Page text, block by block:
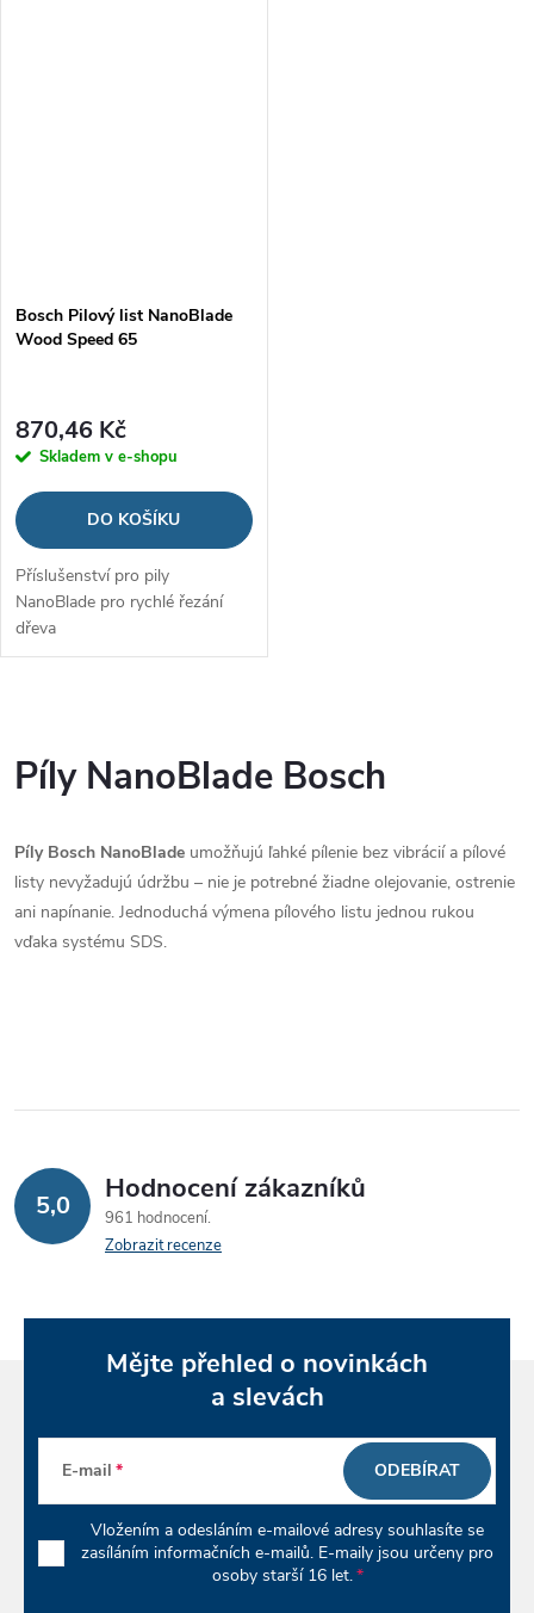
Bosch Pilový list NanoBlade
Wood Speed 65
870,46 Kč
Skladem v e-shopu
DO KOŠÍKU
Příslušenství pro pily
NanoBlade pro rychlé řezání
dřeva
v
á
d
p
v
k
Píly NanoBlade Bosch
Píly Bosch NanoBlade umožňujú ľahké pílenie bez vibrácií a pílové
listy nevyžadujú údržbu – nie je potrebné žiadne olejovanie, ostrenie
ani napínanie. Jednoduchá výmena pílového listu jednou rukou
vďaka systému SDS.
5,0 Hodnocení zákazníků
961 hodnocení
Zobrazit recenze
Mějte přehled o novinkách
a slevách
E-mail
Vložením a odesláním e-mailové adresy souhlasíte se
zasíláním informačních e-mailů. E-maily jsou určeny pro
osoby starší 16 let.
ODEBÍRAT